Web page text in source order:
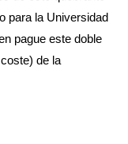
para la Universidad
pague este doble
de la